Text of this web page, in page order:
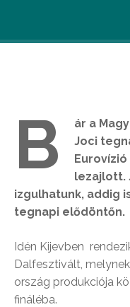
B
ár a
Joci
lezajlott.
izgulhatunk, addig
tegnapi elődöntőn.
Idén Kijevben
Dalfesztivált,
ország produkciója
fináléba.